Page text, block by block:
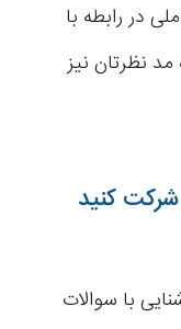
در رابطه با
نظرتان نیز
کنید
با سوالات